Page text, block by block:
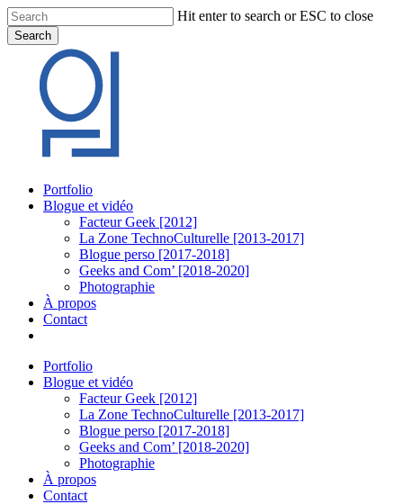
Skip
to
main
content
Hit enter to search or ESC to close
Search
Search
Menu
Portfolio
Blogue et vidéo
Facteur Geek [2012]
La Zone TechnoCulturelle [2013-2017]
Blogue perso [2017-2018]
Geeks and Com’ [2018-2020]
Photographie
À propos
Contact
Portfolio
Blogue et vidéo
Facteur Geek [2012]
La Zone TechnoCulturelle [2013-2017]
Blogue perso [2017-2018]
Geeks and Com’ [2018-2020]
Photographie
À propos
Contact